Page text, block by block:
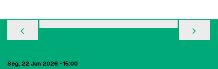
PREVIOUS
Seg, 22 Jun 2026 - 15:00